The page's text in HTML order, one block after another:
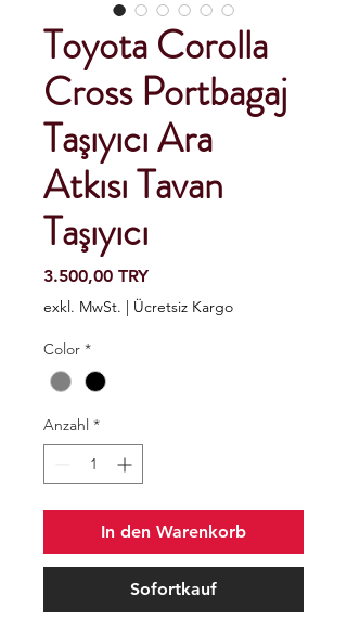
Toyota Corolla
Cross Portbagaj
Taşıyıcı Ara
Atkısı Tavan
Taşıyıcı
3.500,00 TRYPreis
exkl. MwSt. | Ücretsiz Kargo
Color *
Anzahl *
In den Warenkorb
Sofortkauf